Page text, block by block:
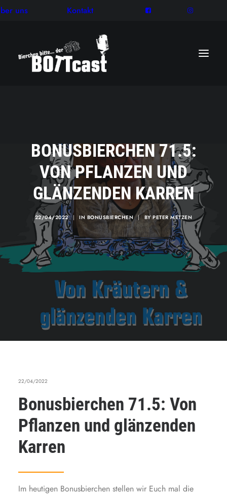
uns Kontakt
BONUSBIERCHEN 71.5:
VON PFLANZEN UND
GLÄNZENDEN KARREN
22/04/2022 | INBONUSBIERCHEN | BYPETER METZEN
22/04/2022
Bonusbierchen 71.5: Von
Pflanzen und glänzenden
Karren
Im heutigen Bonusbierchen stellen wir Euch mal die